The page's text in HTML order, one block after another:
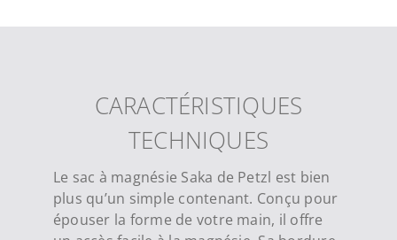
CARACTÉRISTIQUES
TECHNIQUES
Le sac à magnésie Saka de Petzl est bien
plus qu’un simple contenant. Conçu pour
épouser la forme de votre main, il offre